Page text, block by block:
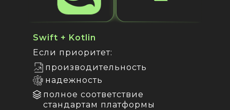
надежность
полное соответствие
стандартам платформы
производительность
Если приоритет:
Swift + Kotlin